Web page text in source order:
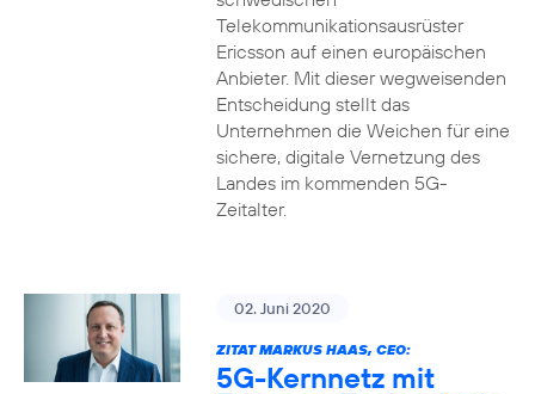
Telekommunikationsausrüster
Ericsson auf einen europäischen
Anbieter. Mit dieser wegweisenden
Entscheidung stellt das
Unternehmen die Weichen für eine
sichere, digitale Vernetzung des
Landes im kommenden 5G-
Zeitalter.
02. Juni 2020
ZITAT MARKUS HAAS, CEO:
5G-Kernnetz mit